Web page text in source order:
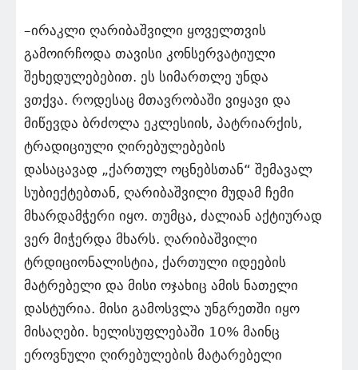
–ირაკლი ღარიბაშვილი ყოველთვის
გამოირჩოდა თავისი კონსერვატიული
შეხედულებებით. ეს სიმართლე უნდა
ვთქვა. როდესაც მთავრობაში ვიყავი და
მიწევდა ბრძოლა ეკლესიის, პატრიარქის,
ტრადიციული ღირებულებების
დასაცავად „ქართულ ოცნებსთან“ შემავალ
სუბიექტებთან, ღარიბაშვილი მუდამ ჩემი
მხარდამჭერი იყო. თუმცა, ძალიან აქტიურად
ვერ მიჭერდა მხარს. ღარიბაშვილი
ტრდიციონალისტია, ქართული იდეების
მატრებელი და მისი ოჯახიც ამის ნათელი
დასტურია. მისი გამოსვლა უნგრეთში იყო
მისაღები. ხელისუფლებაში 10% მაინც
ეროვნული ღირებულების მატარებელი